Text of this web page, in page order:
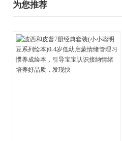
为您推荐